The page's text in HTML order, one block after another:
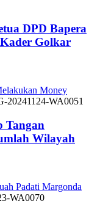
DPD Bapera
Golkar
Money
Tangan
Wilayah
Padati Margonda